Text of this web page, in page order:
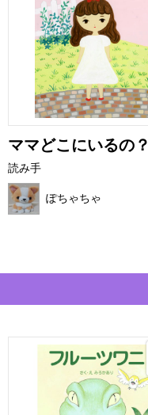
ママどこにいるの？
読み手
ぽちゃちゃ